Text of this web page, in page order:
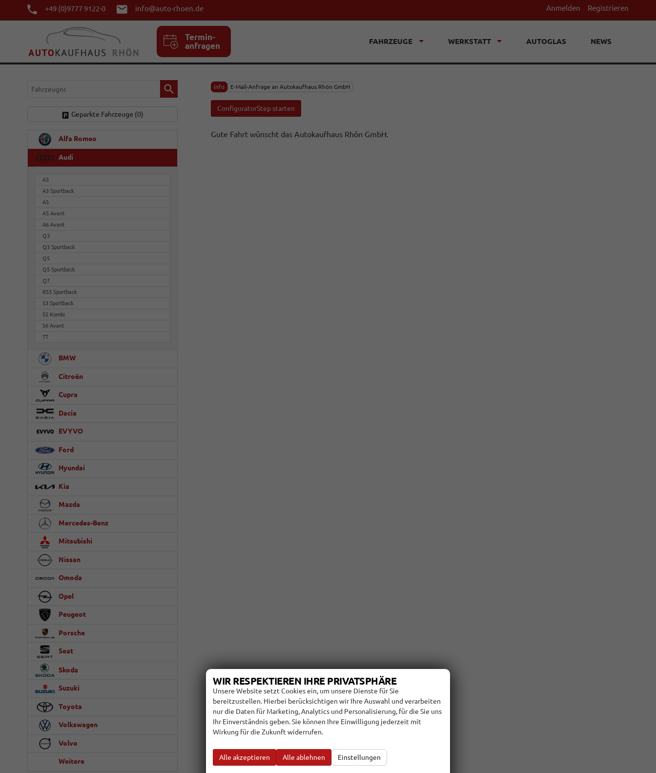
+49 (0)9777 9122-0 info@auto-rhoen.de Anmelden Registrieren
Termin-
anfragen
FAHRZEUGE WERKSTATT AUTOGLAS NEWS
info E-Mail-Anfrage an Autokaufhaus Rhön GmbH
ConfiguratorStep starten
Gute Fahrt wünscht das Autokaufhaus Rhön GmbH.
Fahrzeugnr.
Geparkte Fahrzeuge (0)
Alfa Romeo
Audi
A3
A3 Sportback
A5
A5 Avant
A6 Avant
Q3
Q3 Sportback
Q5
Q5 Sportback
Q7
RS3 Sportback
S3 Sportback
S5 Kombi
S6 Avant
TT
BMW
Citroën
Cupra
Dacia
EVYVO
Ford
Hyundai
Kia
Mazda
Mercedes-Benz
Mitsubishi
Nissan
Omoda
Opel
Peugeot
Porsche
Seat
Skoda
Suzuki
Toyota
Volkswagen
Volvo
Weitere
WIR RESPEKTIEREN IHRE PRIVATSPHÄRE
Unsere Website setzt Cookies ein, um unsere Dienste für Sie
bereitzustellen. Hierbei berücksichtigen wir Ihre Auswahl und verarbeiten
nur die Daten für Marketing, Analytics und Personalisierung, für die Sie uns
Ihr Einverständnis geben. Sie können Ihre Einwilligung jederzeit mit
Wirkung für die Zukunft widerrufen.
Alle akzeptieren Alle ablehnen Einstellungen